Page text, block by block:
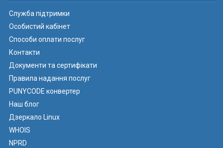
Служба підтримки
Особистий кабінет
Способи оплати послуг
Контакти
Документи та сертифікати
Правила надання послуг
PUNYCODE конвертер
Наш блог
Дзеркало Linux
WHOIS
NPRD